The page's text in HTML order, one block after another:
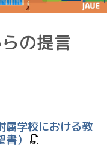
の提言
属学校における教
）